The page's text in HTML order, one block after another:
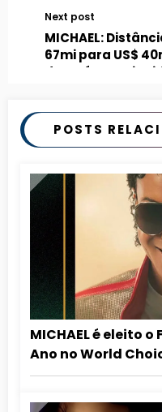
Next post
MICHAEL:
67mi para US$
deverá ser
POSTS
MICHAEL é eleito
Ano no World